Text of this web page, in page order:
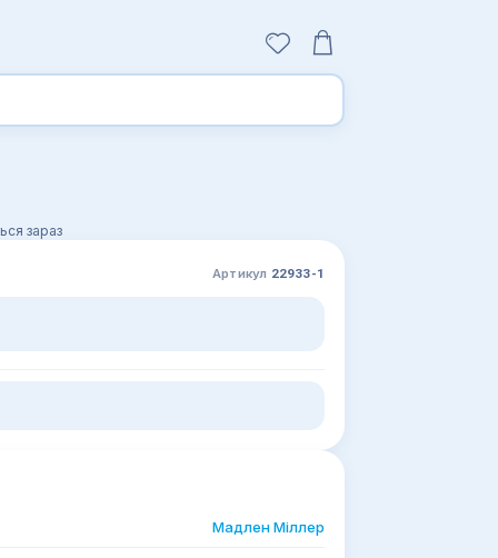
зараз
Артикул 22933-1
Мадлен Міллер